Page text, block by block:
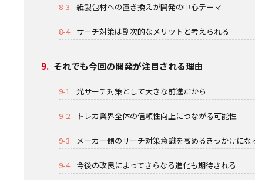
8-3. 紙製包材への置き換えが開発の中心テーマ
8-4. サーチ対策は副次的なメリットと考えられる
9. それでも今回の開発が注目される理由
9-1. 光サーチ対策として大きな前進だから
9-2. トレカ業界全体の信頼性向上につながる可能性
9-3. メーカー側のサーチ対策意識を高めるきっかけにな
9-4. 今後の改良によってさらなる進化も期待される